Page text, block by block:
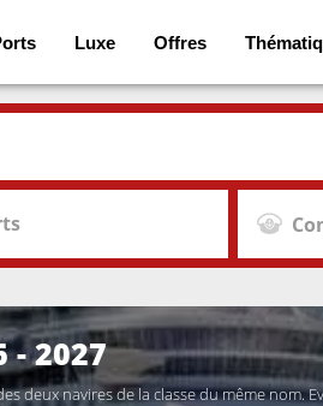
Luxe Offres
- 2027
deux navires de la classe du même nom.